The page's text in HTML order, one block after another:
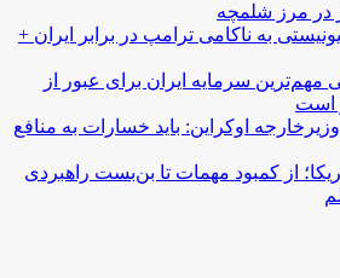
در مرز شلمچه
به ناکامی ترامپ در برابر ایران +
مهم‌ترین سرمایه ایران برای عبور از
است
اوکراین: باید خسارات به منافع
از کمبود مهمات تا بن‌بست راهبردی